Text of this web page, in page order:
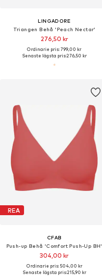
LINGADORE
Triangen Behå 'Peach Nectar'
276,50 kr
Ordinarie pris: 799,00 kr
Senaste lägsta pris:276,50 kr
REA
CFAB
Push-up Behå 'Comfort Push-Up BH'
304,00 kr
Ordinarie pris: 504,00 kr
Senaste lägsta pris:215,90 kr